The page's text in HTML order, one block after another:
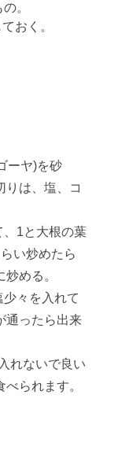
。
おく。
ーヤ)を砂
りは、塩、コ
、1と大根の葉
い炒めたら
める。
々を入れて
通ったら出来
れないで良い
られます。